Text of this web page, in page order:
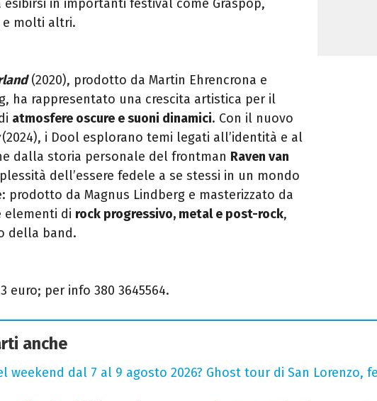
in importanti festival come Graspop,
e molti altri.
(2020), prodotto da Martin Ehrencrona e
ha rappresentato una crescita artistica per il
atmosfere oscure e suoni dinamici. Con il nuovo
(2024), i Dool esplorano temi legati all’identità e al
dalla storia personale del frontman Raven van
dell’essere fedele a se stessi in un mondo
prodotto da Magnus Lindberg e masterizzato da
elementi di rock progressivo, metal e post-rock,
della band.
euro; per info 380 3645564.
anche
weekend dal 7 al 9 agosto 2026? Ghost tour di San Lorenzo,